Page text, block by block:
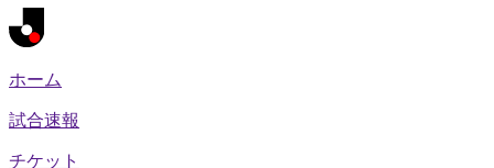
ホーム
試合速報
チケット